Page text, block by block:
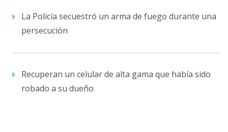
La Policía secuestró un arma de fuego durante una
persecución
Recuperan un celular de alta gama que había sido
robado a su dueño